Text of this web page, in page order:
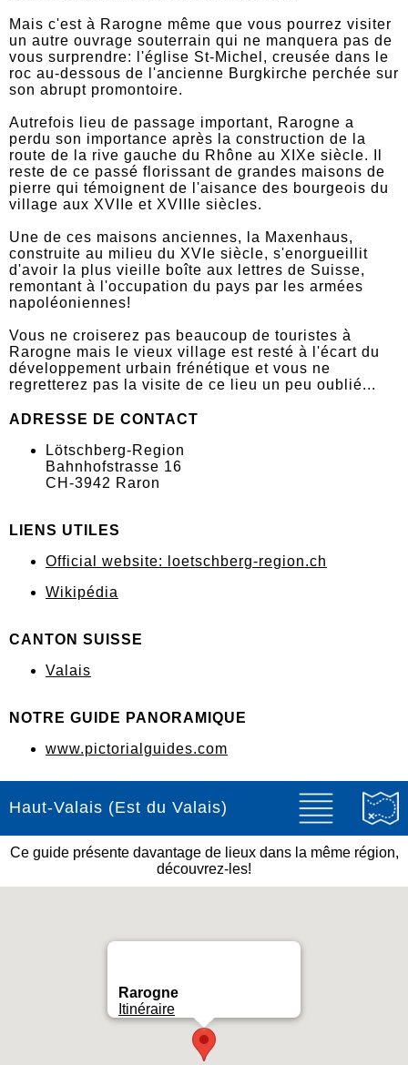
Mais c'est à Rarogne même que vous pourrez visiter
un autre ouvrage souterrain qui ne manquera pas de
vous surprendre: l'église St-Michel, creusée dans le
roc au-dessous de l'ancienne Burgkirche perchée sur
son abrupt promontoire.
Autrefois lieu de passage important, Rarogne a
perdu son importance après la construction de la
route de la rive gauche du Rhône au XIXe siècle. Il
reste de ce passé florissant de grandes maisons de
pierre qui témoignent de l'aisance des bourgeois du
village aux XVIIe et XVIIIe siècles.
Une de ces maisons anciennes, la Maxenhaus,
construite au milieu du XVIe siècle, s'enorgueillit
d'avoir la plus vieille boîte aux lettres de Suisse,
remontant à l'occupation du pays par les armées
napoléoniennes!
Vous ne croiserez pas beaucoup de touristes à
Rarogne mais le vieux village est resté à l'écart du
développement urbain frénétique et vous ne
regretterez pas la visite de ce lieu un peu oublié...
ADRESSE DE CONTACT
Lötschberg-Region
Bahnhofstrasse 16
CH-3942 Raron
LIENS UTILES
Official website: loetschberg-region.ch
Wikipédia
CANTON SUISSE
Valais
NOTRE GUIDE PANORAMIQUE
www.pictorialguides.com
Haut-Valais (Est du Valais)
Ce guide présente davantage de lieux dans la même région,
découvrez-les!
Rarogne
Itinéraire